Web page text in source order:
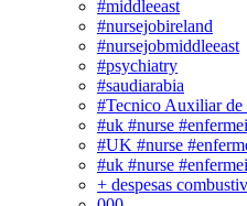
#middleeast
#nursejobireland
#nursejobmiddleeast
#psychiatry
#saudiarabia
#Tecnico Auxiliar de
#uk #nurse
#UK #nurse
#uk #nurse
+ despesas